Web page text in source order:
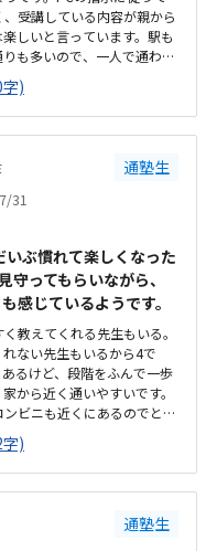
受講している内容が親から
しいと言っています。駅も
も多いので、一人で通わせ
が少し古いので、子供から
る塾なので、小2の息子か
がずいるようなので、雰囲
万円は安いと思います。た
様子を見たいと思います。
り、所定の時間よりも受講
その際お電話いただき、少
た。時間がきたら終わり、
す。今のところ特にありま
らないところでしょうか。
ません。
)
通塾生
31
ぶ慣れて楽しくなった
ってもらいながら、
感じているようです。
教えてくれる先生もいる。
ない先生もいるから4で
るけど、段階をふんで一歩
から近く通いやすいです。
ビニも近くにあるのでとて
勉強しやすいです。前に仕
してくれるから、過ごしや
る様子なので、あまり教え
す。先生方がやさしくて和
ながらマイペースに学習で
から見えない離れた場所に
)
通塾生